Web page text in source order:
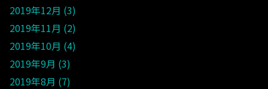
2019年12月 3
2019年11月 2
2019年10月 4
2019年9月 3
2019年8月 7